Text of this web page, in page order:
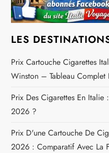
o
n
d
e
l
’
LES
Prix Cartouche Cigarettes
Winston – Tableau Complet
Prix Des Cigarettes En
2026 ?
Prix D'une Cartouche De
2026 : Comparatif Avec La